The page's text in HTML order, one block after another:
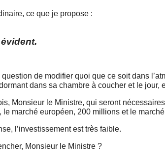
ce que je propose :
question de modifier quoi que ce soit dans
dans sa chambre à coucher et le jour,
Monsieur le Ministre, qui seront
le marché européen, 200 millions et le
l’investissement est très faible.
Monsieur le Ministre ?